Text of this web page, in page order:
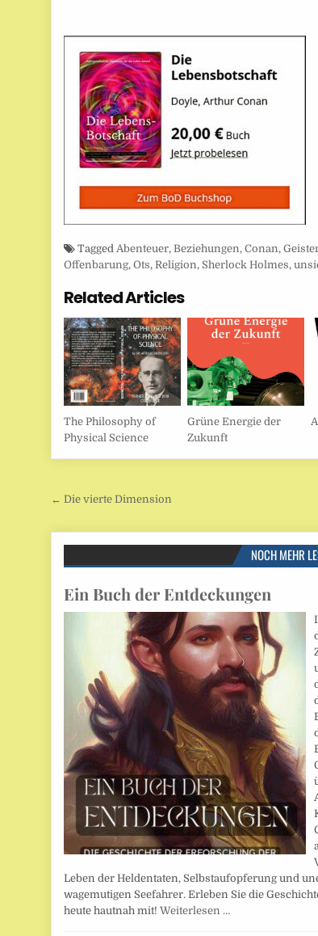
TaggedAbenteuer,Beziehungen,Conan,
Offenbarung,Ots,Religion, Sherlock Holmes,
Related Articles
The Philosophy of
Physical Science
Grüne Energie der
Zukunft
Beitragsnavigation
← Die vierte Dimension
NOCH MEHR
Ein Buch der Entdeckungen
Leben der Heldentaten, Selbstaufopferung und
wagemutigen Seefahrer. Erleben Sie die
heute hautnah mit!Weiterlesen …